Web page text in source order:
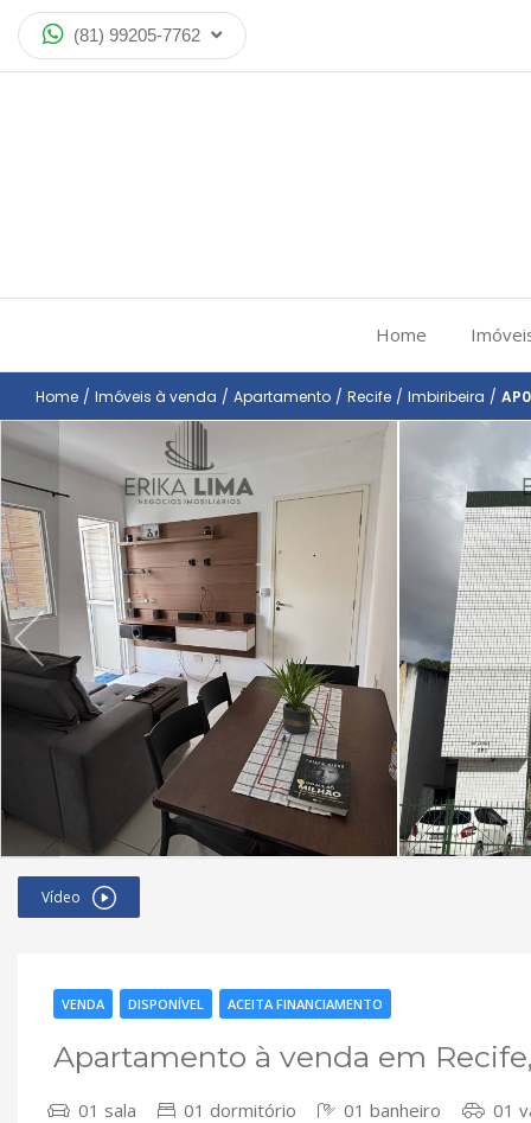
(81) 99205-7762
Home
Home / Imóveis à venda / Apartamento / Recife / Imbiribeira /
Vídeo
VENDA DISPONÍVEL ACEITA FINANCIAMENTO
Apartamento à venda em
01 sala 01 dormitório 01 banheiro 01